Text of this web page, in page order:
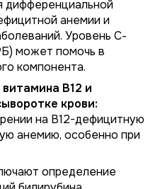
анемии и
Уровень С-
может помочь в
компонента.
В12 и
крови:
на В12-дефицитную
анемию, особенно при
определение